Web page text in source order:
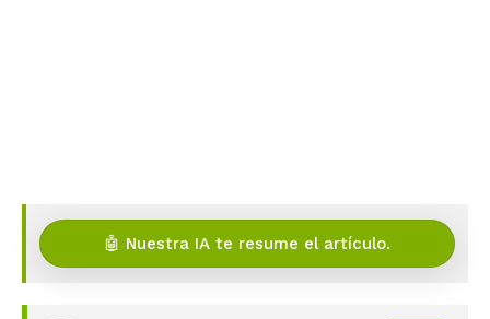
🤖 Nuestra IA te resume el artículo.